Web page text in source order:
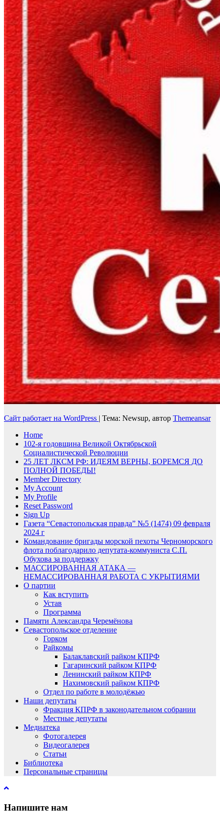
Сайт работает на WordPress | Тема: Newsup, автор Themeansar
Home
102-я годовщина Великой Октябрьской
Социалистической Революции
25 ЛЕТ ЛКСМ РФ: ИДЕЯМ ВЕРНЫ, БОРЕМСЯ ДО
ПОЛНОЙ ПОБЕДЫ!
Member Directory
My Account
My Profile
Reset Password
Sign Up
Газета “Севастопольская правда” №5 (1474) 09 февраля
2024 г
Командование бригады морской пехоты Черноморского
флота поблагодарило депутата-коммуниста С.П.
Обухова за поддержку
МАССИРОВАННАЯ АТАКА —
НЕМАССИРОВАННАЯ РАБОТА С УКРЫТИЯМИ
О партии
Как вступить
Устав
Программа
Памяти Александра Черемёнова
Севастопольское отделение
Горком
Райкомы
Балаклавский райком КПРФ
Гагаринский райком КПРФ
Ленинский райком КПРФ
Нахимовский райком КПРФ
Отдел по работе в молодёжью
Наши депутаты
Фракция КПРФ в законодательном собрании
Местные депутаты
Медиатека
Фотогалерея
Видеогалерея
Статьи
Библиотека
Персональные страницы
Напишите нам